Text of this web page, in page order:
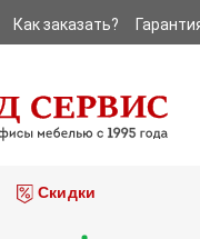
Как заказать?
Скидки